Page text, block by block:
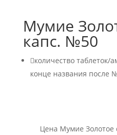
Мумие
капс. №50
количество таблеток/
конце названия после
Цена Мумие Золотое